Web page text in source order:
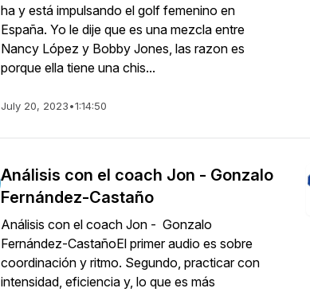
ha y está impulsando el golf femenino en
España. Yo le dije que es una mezcla entre
Nancy López y Bobby Jones, las razon es
porque ella tiene una chis...
July 20, 2023•1:14:50
Análisis con el coach Jon - Gonzalo
Fernández-Castaño
Análisis con el coach Jon - Gonzalo
Fernández-CastañoEl primer audio es sobre
coordinación y ritmo. Segundo, practicar con
intensidad, eficiencia y, lo que es más